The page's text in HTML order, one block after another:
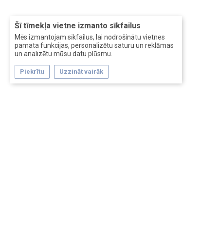
Šī tīmekļa vietne izmanto sīkfailus
Mēs izmantojam sīkfailus, lai nodrošinātu vietnes
pamata funkcijas, personalizētu saturu un reklāmas
un analizētu mūsu datu plūsmu.
Piekrītu Uzzināt vairāk